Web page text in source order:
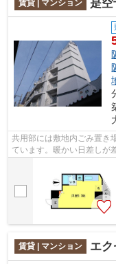
賃貸 | マンション 是
共用部には敷地内ごみ置き
ています。暖かい日差しが
す。高ニーズな駅近の物件
賃貸 | マンション エ